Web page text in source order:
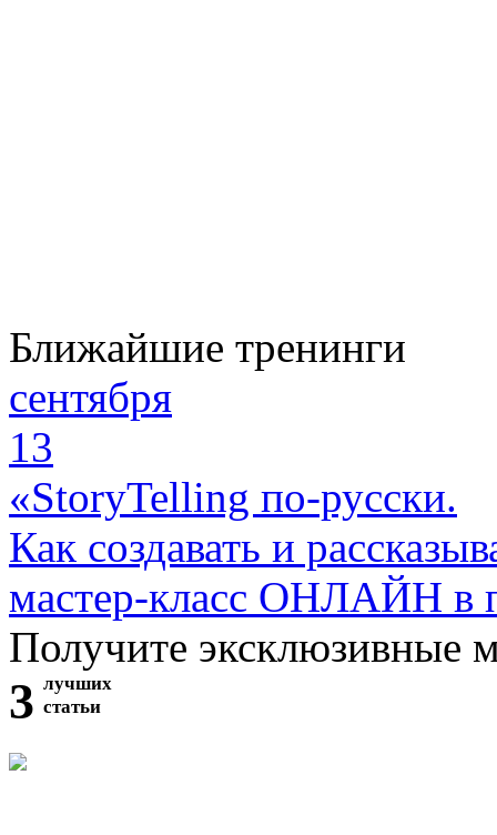
Ближайшие тренинги
сентября
13
«StoryTelling по-русски.
Как создавать и
мастер-класс ОНЛАЙН в
Получите эксклюзивные
3 лучших
статьи